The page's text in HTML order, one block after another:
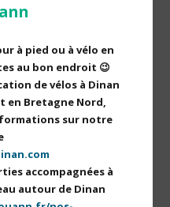
électrique,
à pied ou à vélo en
au bon endroit 😉
de vélos à Dinan
en Bretagne Nord,
sur notre
accompagnées à
autour de Dinan